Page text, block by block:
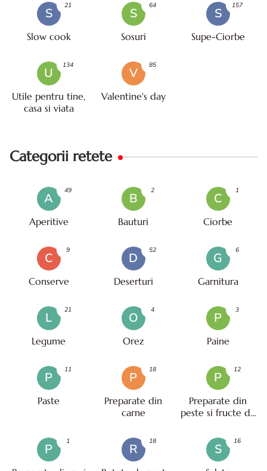
S
Slow cook
21
S
Sosuri
64
S
Supe-Ciorbe
157
U
Utile pentru tine,
casa si viata
134
V
Valentine's day
85
Categorii retete
A
Aperitive
49
B
Bauturi
2
C
Ciorbe
1
C
Conserve
9
D
Deserturi
52
G
Garnitura
6
L
Legume
21
O
Orez
4
P
Paine
3
P
Paste
11
P
Preparate din
carne
18
P
Preparate din
peste si fructe de
12
P
1
R
18
S
16